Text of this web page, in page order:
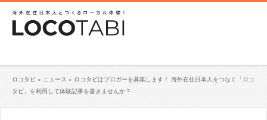
ロコタビ » ニュース » ロコタビはブロガーを募集します！ 海外在住日本人をつなぐ「ロコ
タビ」を利用して体験記事を書きませんか？